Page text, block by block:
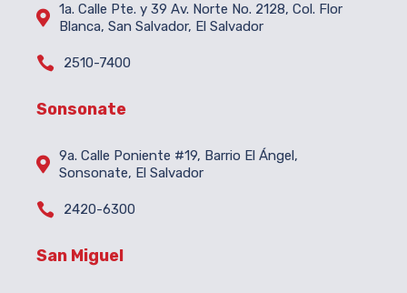
 1a. Calle Pte. y 39 Av. Norte No. 2128, Col. Flor
Blanca, San Salvador, El Salvador
 2510-7400
Sonsonate
 9a. Calle Poniente #19, Barrio El Ángel,
Sonsonate, El Salvador
 2420-6300
San Miguel